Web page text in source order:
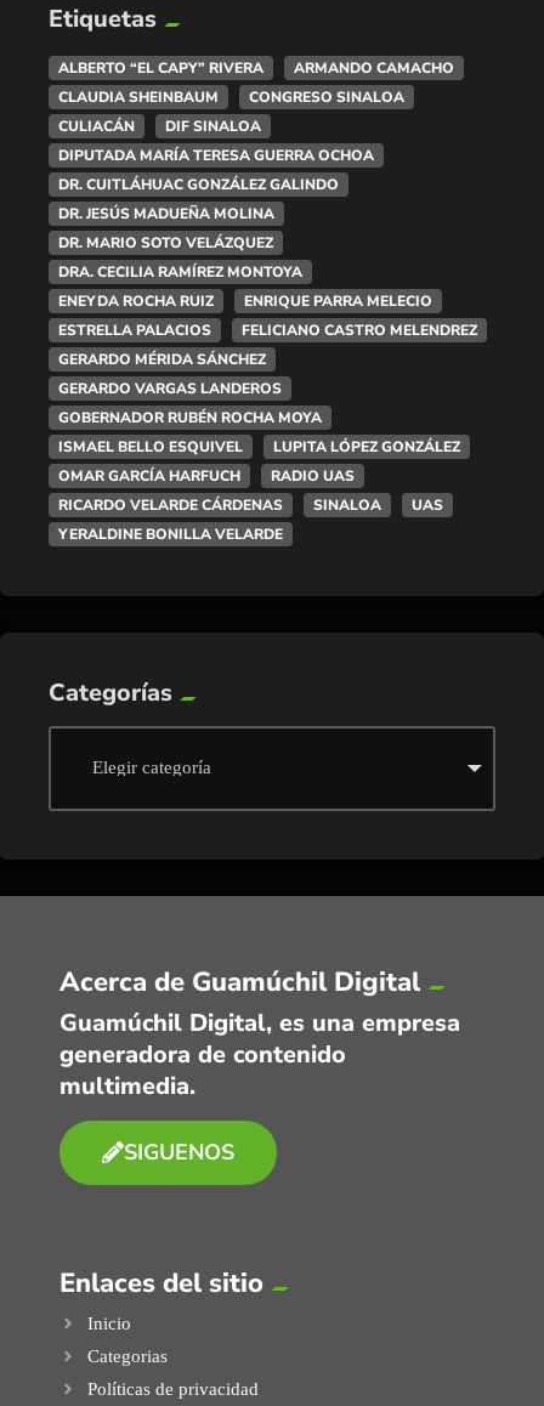
Etiquetas
ALBERTO “EL CAPY” RIVERA
ARMANDO CAMACHO
CLAUDIA SHEINBAUM
CONGRESO SINALOA
CULIACÁN
DIF SINALOA
DIPUTADA MARÍA TERESA GUERRA OCHOA
DR. CUITLÁHUAC GONZÁLEZ GALINDO
DR. JESÚS MADUEÑA MOLINA
DR. MARIO SOTO VELÁZQUEZ
DRA. CECILIA RAMÍREZ MONTOYA
ENEYDA ROCHA RUIZ
ENRIQUE PARRA MELECIO
ESTRELLA PALACIOS
FELICIANO CASTRO MELENDREZ
GERARDO MÉRIDA SÁNCHEZ
GERARDO VARGAS LANDEROS
GOBERNADOR RUBÉN ROCHA MOYA
ISMAEL BELLO ESQUIVEL
LUPITA LÓPEZ GONZÁLEZ
OMAR GARCÍA HARFUCH
RADIO UAS
RICARDO VELARDE CÁRDENAS
SINALOA
UAS
YERALDINE BONILLA VELARDE
Categorías
Acerca de Guamúchil Digital
Guamúchil Digital, es una empresa
generadora de contenido
multimedia.
SIGUENOS
Enlaces del sitio
Inicio
Categorias
Políticas de privacidad